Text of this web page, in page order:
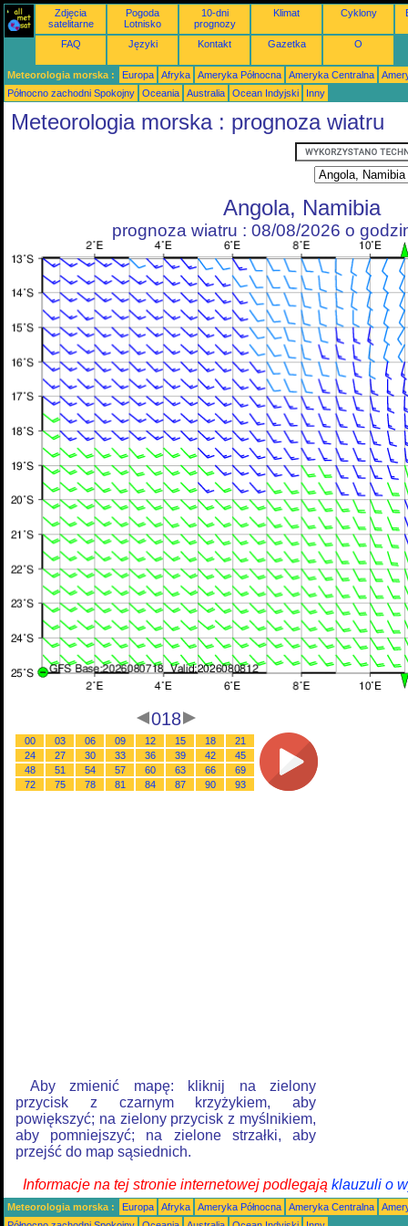
Zdjęcia
satelitarne
Pogoda
Lotnisko
10-dni
prognozy
Klimat Cyklony
FAQ Języki Kontakt Gazetka O
Meteorologia morska : Europa Afryka Ameryka Północna Ameryka Centralna
Północno zachodni Spokojny
Oceania Australia Ocean Indyjski Inny
Meteorologia morska : prognoza wiatru
Angola, Namibia
prognoza wiatru : 08/08/2026 o
018
00 03 06 09 12 15 18
21
24
27 30 33 36 39 42
45
48
51 54 57 60 63 66
69
72
75 78 81 84 87 90 93
Aby zmienić mapę: kliknij na zielony
przycisk z czarnym krzyżykiem, aby
powiększyć; na zielony przycisk z myślnikiem,
aby pomniejszyć; na zielone strzałki, aby
przejść do map sąsiednich.
Informacje na tej stronie internetowej podlegają klauzuli o
Meteorologia morska : Europa Afryka Ameryka Północna Ameryka Centralna